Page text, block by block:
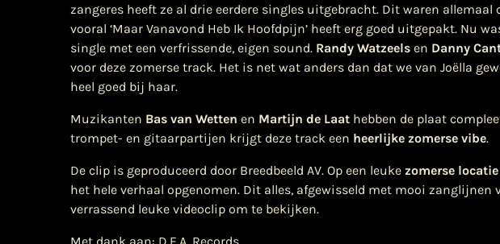
zangeres heeft ze al drie eerdere singles uitgebracht. Dit waren allemaal
vooral ‘Maar Vanavond Heb Ik Hoofdpijn’ heeft erg goed uitgepakt. Nu
single met een verfrissende, eigen sound. Randy Watzeels en Danny
voor deze zomerse track. Het is net wat anders dan dat we van Joëlla
heel goed bij haar.
Muzikanten Bas van Wetten en Martijn de Laat hebben de plaat
trompet- en gitaarpartijen krijgt deze track een heerlijke zomerse vibe.
De clip is geproduceerd door Breedbeeld AV. Op een leuke zomerse locatie
het hele verhaal opgenomen. Dit alles, afgewisseld met mooi zanglijnen
verrassend leuke videoclip om te bekijken.
Met dank aan: D.E.A. Records